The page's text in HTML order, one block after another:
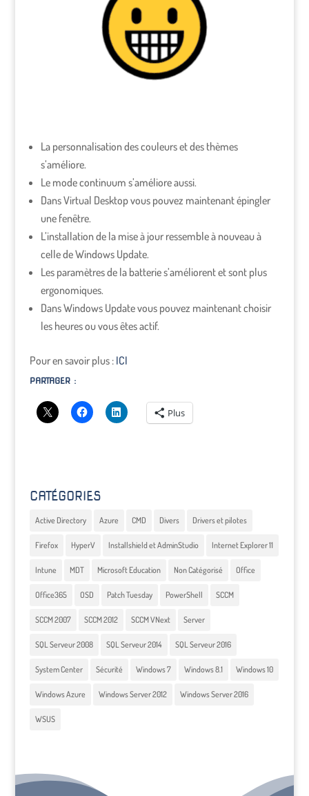
La personnalisation des couleurs et des thèmes
s’améliore.
Le mode continuum s’améliore aussi.
Dans Virtual Desktop vous pouvez maintenant épingler
une fenêtre.
L’installation de la mise à jour ressemble à nouveau à
celle de Windows Update.
Les paramètres de la batterie s’améliorent et sont plus
ergonomiques.
Dans Windows Update vous pouvez maintenant choisir
les heures ou vous êtes actif.
Pour en savoir plus : ICI
PARTAGER :
Plus
CATÉGORIES
Active Directory Azure CMD Divers Drivers et pilotes
Firefox HyperV Installshield et AdminStudio Internet Explorer 11
Intune MDT Microsoft Education Non Catégorisé Office
Office365 OSD Patch Tuesday PowerShell SCCM
SCCM 2007 SCCM 2012 SCCM VNext Server
SQL Serveur 2008 SQL Serveur 2014 SQL Serveur 2016
System Center Sécurité Windows 7 Windows 8.1 Windows 10
Windows Azure Windows Server 2012 Windows Server 2016
WSUS